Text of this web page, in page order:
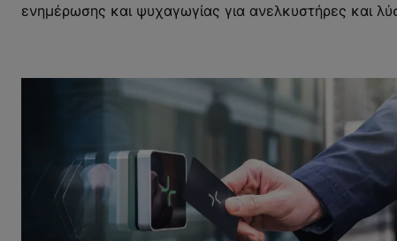
ενημέρωσης και ψυχαγωγίας για ανελκυστήρες και